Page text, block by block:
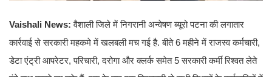
Vaishali News:वैशाली जिले में निगरानी अन्वेषण ब्यूरो पटना की लगातार
कार्रवाई से सरकारी महकमे में खलबली मच गई है. बीते 6 महीने में राजस्व कर्मचारी,
डेटा एंट्री आपरेटर, परिचारी, दरोगा और क्लर्क समेत 5 सरकारी कर्मी रिश्वत लेते